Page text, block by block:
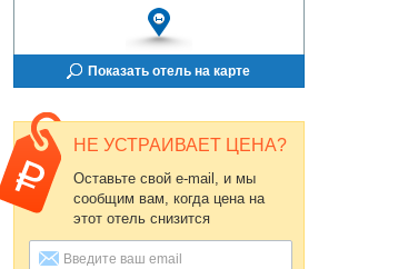
Показать отель на карте
НЕ УСТРАИВАЕТ ЦЕНА?
Оставьте свой e-mail, и мы
сообщим вам, когда цена на
этот отель снизится